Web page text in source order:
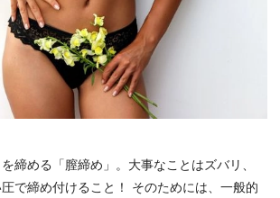
締める「膣締め」。大事なことはズバリ、
圧で締め付けること！ そのためには、一般的